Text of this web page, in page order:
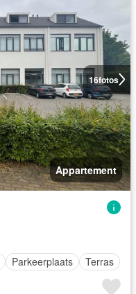
16fotos
Appartement
Parkeerplaats Terras